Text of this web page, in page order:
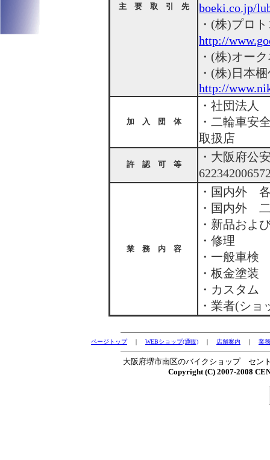
主 要 取 引 先
boeki.co.jp/
・(株)プロ
http://
・(株)オー
・(株)日本
http://
加 入 団 体
・社団法人
・二輪車安
取扱店
許 認 可 等
・大阪府
業 務 内 容
・国内外
・国内外
・新品およ
・修理
・一般車検
・板金塗装
・カスタム
・業者(シ
ページトップ｜ WEBショップ(通販) ｜ 店舗案内 ｜ 業
大阪府堺市南区のバイクショップ セン
Copyright (C) 2007-2008